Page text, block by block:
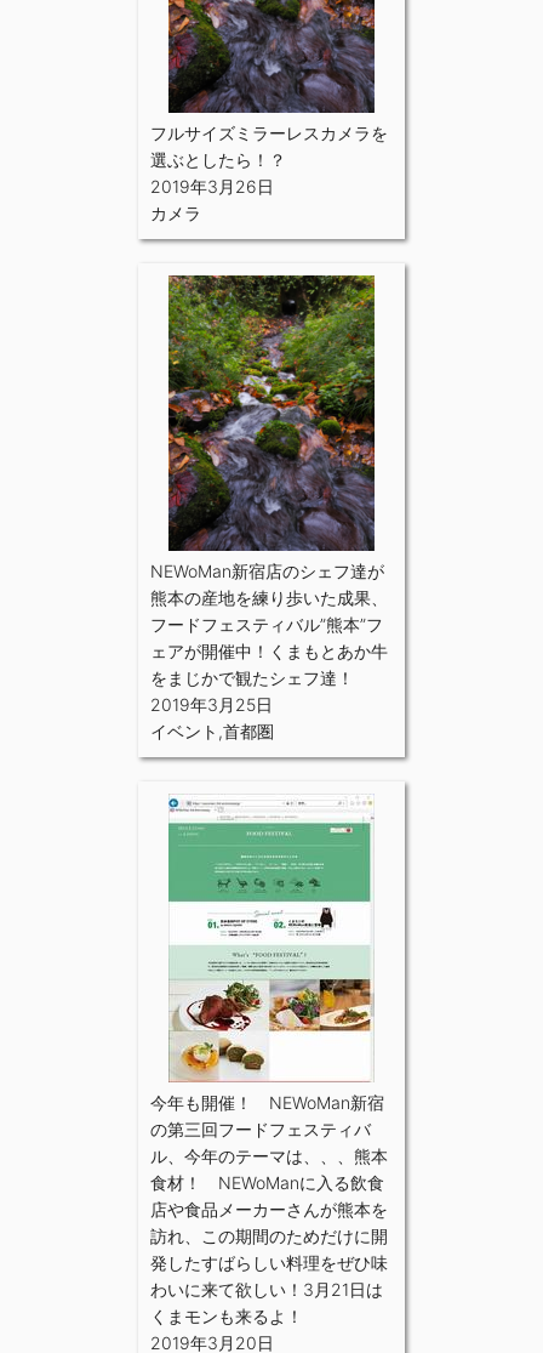
フルサイズミラーレスカメラを
選ぶとしたら！？
2019年3月26日
カメラ
NEWoMan新宿店のシェフ達が
熊本の産地を練り歩いた成果、
フードフェスティバル”熊本”フ
ェアが開催中！くまもとあか牛
をまじかで観たシェフ達！
2019年3月25日
イベント ,首都圏
今年も開催！ NEWoMan新宿
の第三回フードフェスティバ
ル、今年のテーマは、、、熊本
食材！ NEWoManに入る飲食
店や食品メーカーさんが熊本を
訪れ、この期間のためだけに開
発したすばらしい料理をぜひ味
わいに来て欲しい！3月21日は
くまモンも来るよ！
2019年3月20日